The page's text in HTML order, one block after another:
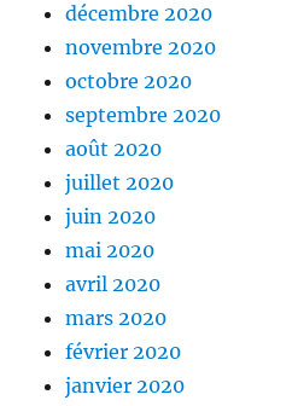
décembre 2020
novembre 2020
octobre 2020
septembre 2020
août 2020
juillet 2020
juin 2020
mai 2020
avril 2020
mars 2020
février 2020
janvier 2020